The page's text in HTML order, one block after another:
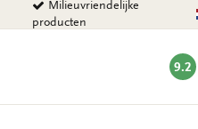
Milieuvriendelijke
producten
9.2